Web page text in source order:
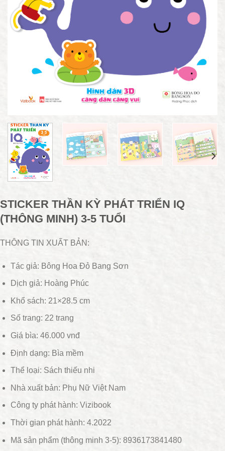
STICKER THẦN KỲ PHÁT TRIỂN IQ
(THÔNG MINH) 3-5 TUỔI
THÔNG TIN XUẤT BẢN:
Tác giả: Bông Hoa Đỏ Bang Sơn
Dịch giả: Hoàng Phúc
Khổ sách: 21×28.5 cm
Số trang: 22 trang
Giá bìa: 46.000 vnđ
Định dạng: Bìa mềm
Thể loại: Sách thiếu nhi
Nhà xuất bản: Phụ Nữ Việt Nam
Công ty phát hành: Vizibook
Thời gian phát hành: 4.2022
Mã sản phẩm (thông minh 3-5): 8936173841480